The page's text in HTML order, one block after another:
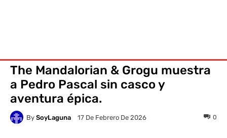
The Mandalorian & Grogu muestra
a Pedro Pascal sin casco y
aventura épica.
By SoyLaguna 17 De Febrero De 2026 0